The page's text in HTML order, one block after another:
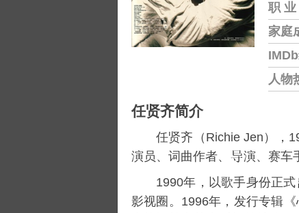
职 业
家庭
IMDb
人物
任贤齐简介
任贤齐（Richie Jen），
演员、词曲作者、
演、赛车
1990年，以歌手身份正式
影视圈。1996年，发行专辑《